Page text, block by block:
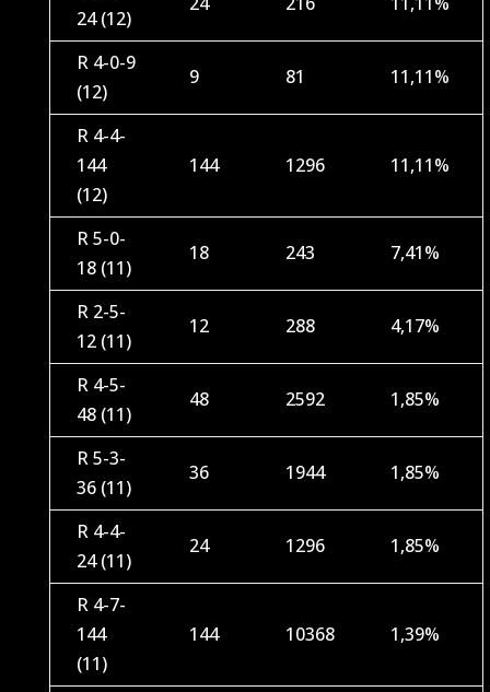
24 (12)
R 4-0-9
(12)
9 81 11,11%
R 4-4-
144
(12)
144 1296 11,11%
R 5-0-
18 (11)
18 243 7,41%
R 2-5-
12 (11)
12 288 4,17%
R 4-5-
48 (11)
48 2592 1,85%
R 5-3-
36 (11)
36 1944 1,85%
R 4-4-
24 (11)
24 1296 1,85%
R 4-7-
144
(11)
144 10368 1,39%